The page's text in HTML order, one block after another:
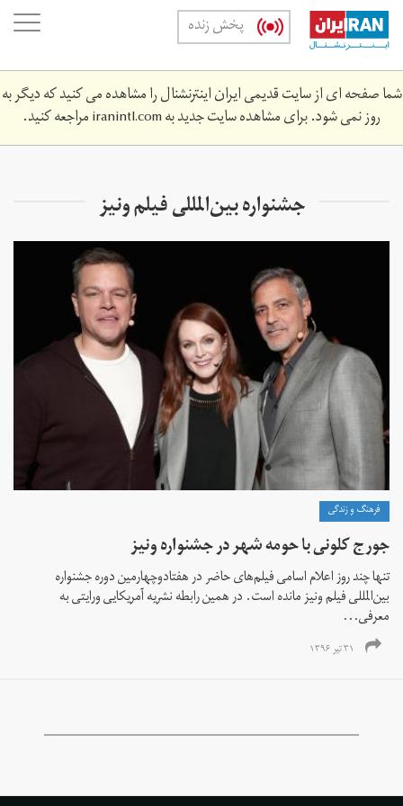
Skip
main
content
پخش زنده
شما صفحه ای از سایت قدیمی ایران اینترنشنال را مشاهده می کنید که دیگر به
روز نمی شود. برای مشاهده سایت جدید بهiranintl.comمراجعه کنید.
جشنواره بین‌المللی فیلم ونیز
فرهنگ و زندگی
جورج کلونی با حومه شهر در جشنواره ونیز
تنها چند روز اعلام اسامی فیلم‌های حاضر در هفتادوچهارمین دوره جشنواره
بین‌المللی فیلم ونیز مانده است. در همین رابطه نشریه آمریکایی ورایتی به
معرفی...
۳۱ تیر ۱۳۹۶